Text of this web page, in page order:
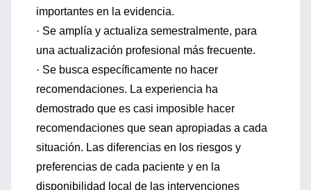
importantes en la evidencia.
· Se amplía y actualiza semestralmente, para
una actualización profesional más frecuente.
· Se busca específicamente no hacer
recomendaciones. La experiencia ha
demostrado que es casi imposible hacer
recomendaciones que sean apropiadas a cada
situación. Las diferencias en los riesgos y
preferencias de cada paciente y en la
disponibilidad local de las intervenciones